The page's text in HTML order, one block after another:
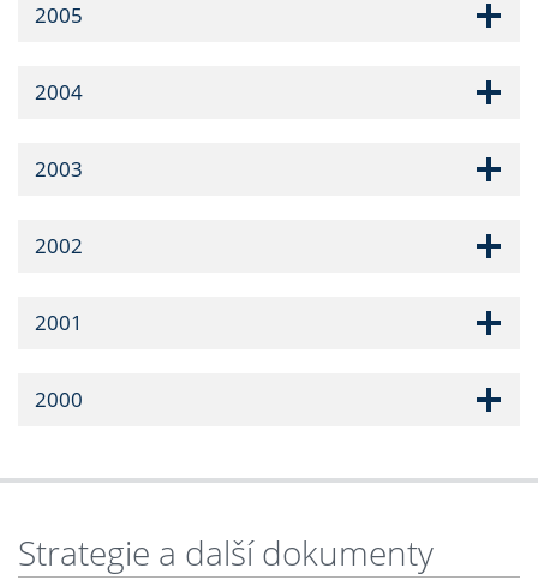
2005
2004
2003
2002
2001
2000
Strategie a další dokumenty